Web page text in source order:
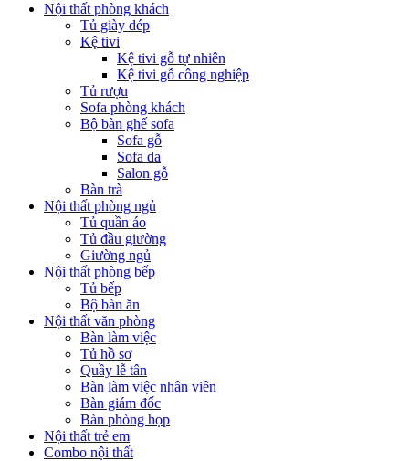
Nội thất phòng khách
Tủ giày dép
Kệ tivi
Kệ tivi gỗ tự nhiên
Kệ tivi gỗ công nghiệp
Tủ rượu
Sofa phòng khách
Bộ bàn ghế sofa
Sofa gỗ
Sofa da
Salon gỗ
Bàn trà
Nội thất phòng ngủ
Tủ quần áo
Tủ đầu giường
Giường ngủ
Nội thất phòng bếp
Tủ bếp
Bộ bàn ăn
Nội thất văn phòng
Bàn làm việc
Tủ hồ sơ
Quầy lễ tân
Bàn làm việc nhân viên
Bàn giám đốc
Bàn phòng họp
Nội thất trẻ em
Combo nội thất